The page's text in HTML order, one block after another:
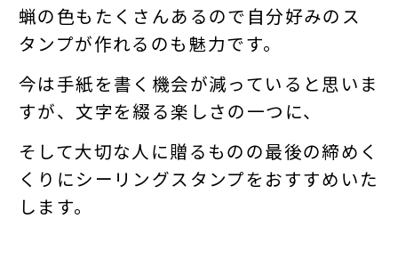
蝋の色もたくさんあるので自分好みのス
タンプが作れるのも魅力です。
今は手紙を書く機会が減っていると思いま
すが、文字を綴る楽しさの一つに、
そして大切な人に贈るものの最後の締めく
くりにシーリングスタンプをおすすめいた
します。